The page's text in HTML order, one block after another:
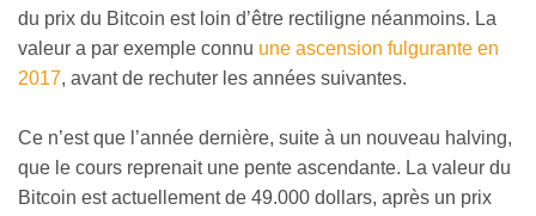
du prix du Bitcoin est loin d’être rectiligne néanmoins. La
valeur a par exemple connu une ascension fulgurante en
2017, avant de rechuter les années suivantes.
Ce n’est que l’année dernière, suite à un nouveau halving,
que le cours reprenait une pente ascendante. La valeur du
Bitcoin est actuellement de 49.000 dollars, après un prix